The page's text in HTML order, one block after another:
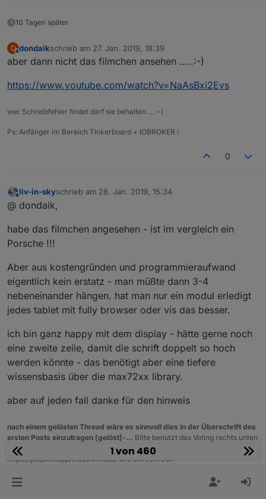
10 Tagen später
D
Offline
dondaikschrieb am 27. Jan. 2019, 18:39
zuletzt editiert von
aber dann nicht das filmchen ansehen …..:-)
https://www.youtube.com/watch?v=NaAsBxi2Evs
wer Schreibfehler findet darf sie behalten … :-(
Ps: Anfänger im Bereich Tinkerboard + IOBROKER !
0
Offline
liv-in-skyschrieb am 28. Jan. 2019, 15:34
zuletzt editiert von
@ dondaik,
habe das filmchen angesehen - ist im vergleich ein
Porsche !!!
Aber aus kostengründen und programmieraufwand
eigentlich kein erstatz - man müßte dann 3-4
nebeneinander hängen. hat man nur ein modul erledigt
jedes tablet mit fully browser oder vis das besser.
ich bin ganz happy mit dem display - hätte gerne noch
eine zweite zeile, damit die schrift doppelt so hoch
werden könnte - das benötigt aber eine tiefere
wissensbasis über die max72xx library.
aber auf jeden fall danke für den hinweis
nach einem gelösten Thread wäre es sinnvoll dies in der Überschrift des
ersten Posts einzutragen [gelöst]-... Bitte benutzt das Voting rechts unten
im Beitrag wenn er euch geholfen hat. Forum-Tools:
https://picpick.app/en/download/ und ScreenToGif
1 von 460